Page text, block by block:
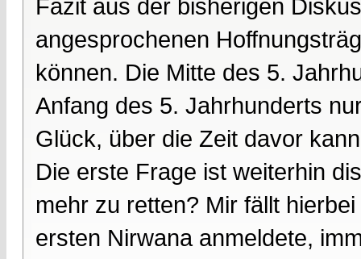
Fazit aus der bisherigen
angesprochenen
können. Die Mitte des 5.
Anfang des 5. Jahrhunderts
Glück, über die Zeit davor
Die erste Frage ist weiterhin
mehr zu retten? Mir fällt
ersten Nirwana anmeldete,